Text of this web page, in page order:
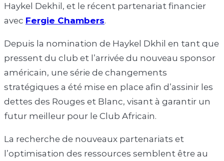
Haykel Dekhil, et le récent partenariat financier
avec Fergie Chambers.
Depuis la nomination de Haykel Dkhil en tant que
pressent du club et l’arrivée du nouveau sponsor
américain, une série de changements
stratégiques a été mise en place afin d’assinir les
dettes des Rouges et Blanc, visant à garantir un
futur meilleur pour le Club Africain.
La recherche de nouveaux partenariats et
l’optimisation des ressources semblent être au